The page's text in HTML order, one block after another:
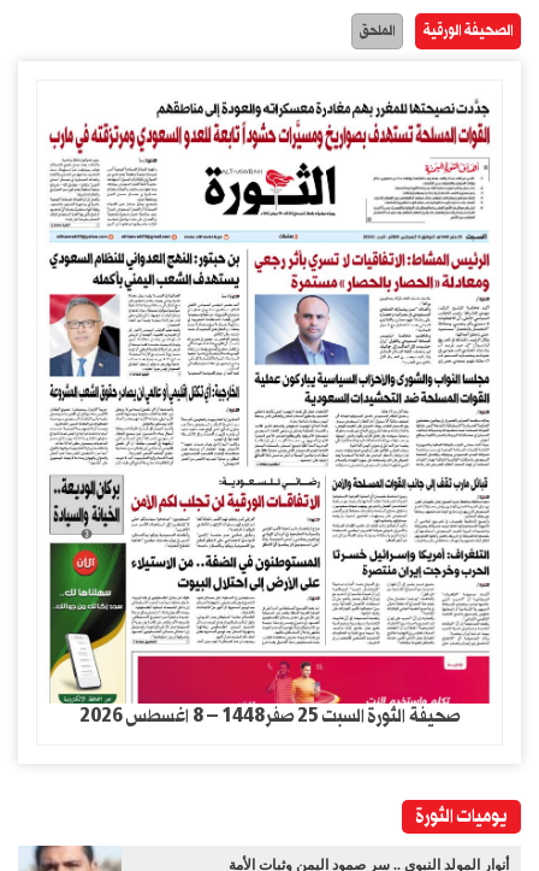
الصحيفة الورقية الملحق
صحيفة الثورة السبت 25 صفر1448 – 8 اغسطس 2026
يوميات الثورة
أنوار المولد النبوي .. سر صمود اليمن وثبات الأمة